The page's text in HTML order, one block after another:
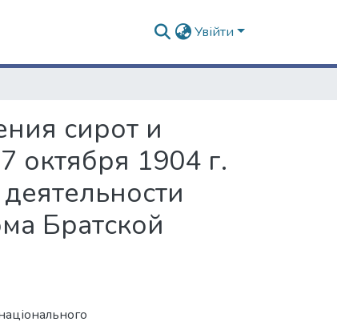
Увійти
сирот и
октября 1904 г.
Братской